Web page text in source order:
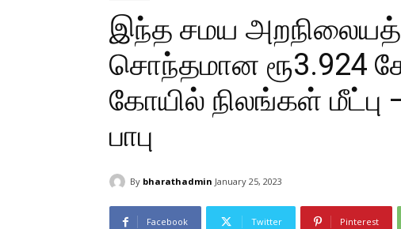
இந்த சமய அறநிலையத்
சொந்தமான ரூ3.924
கோயில் நிலங்கள்
பாபு
By bharathadmin January 25, 2023
Facebook Twitter Pinterest